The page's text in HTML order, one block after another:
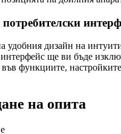
удобния дизайн на
ще ви бъде
във функциите,
на опита